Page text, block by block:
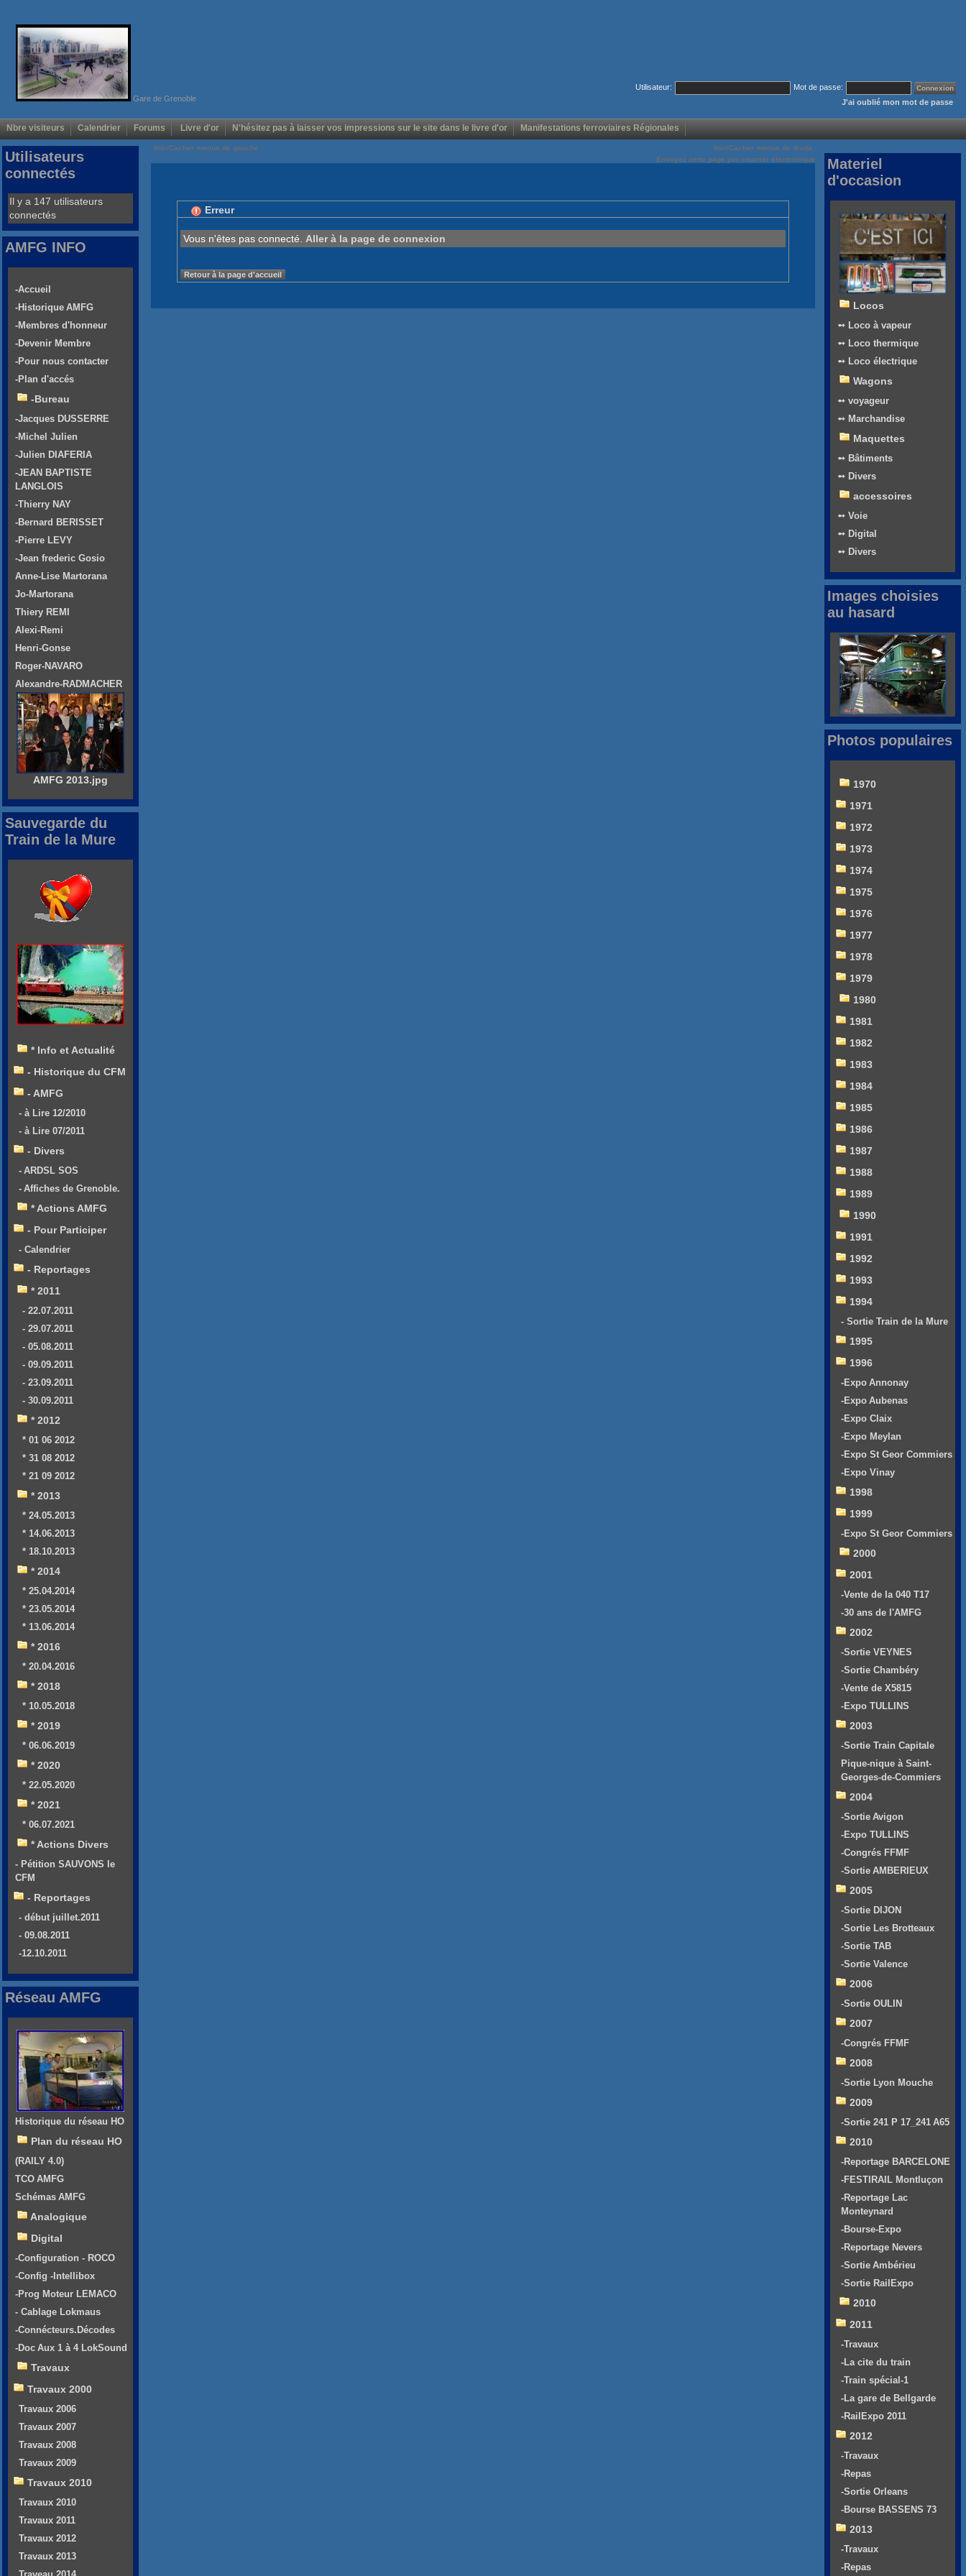
Gare de Grenoble
Utilisateur:
Mot de passe:
J'ai oublié mon mot de passe
Nbre visiteurs Calendrier Forums Livre d'or N'hésitez pas à laisser vos impressions sur le site dans le livre d'or Manifestations ferroviaires Régionales
Voir/Cacher menus de gauche
Voir/Cacher menus de droite
Envoyez cette page par courrier électronique
Erreur
Vous n'êtes pas connecté. Aller à la page de connexion
Retour à la page d'accueil
Utilisateurs
connectés
Il y a 147 utilisateurs
connectés
AMFG INFO
-Accueil
-Historique AMFG
-Membres d'honneur
-Devenir Membre
-Pour nous contacter
-Plan d'accés
-Bureau
-Jacques DUSSERRE
-Michel Julien
-Julien DIAFERIA
-JEAN BAPTISTE
LANGLOIS
-Thierry NAY
-Bernard BERISSET
-Pierre LEVY
-Jean frederic Gosio
Anne-Lise Martorana
Jo-Martorana
Thiery REMI
Alexi-Remi
Henri-Gonse
Roger-NAVARO
Alexandre-RADMACHER
AMFG 2013.jpg
Sauvegarde du
Train de la Mure
* Info et Actualité
- Historique du CFM
- AMFG
- à Lire 12/2010
- à Lire 07/2011
- Divers
- ARDSL SOS
- Affiches de Grenoble.
* Actions AMFG
- Pour Participer
- Calendrier
- Reportages
* 2011
- 22.07.2011
- 29.07.2011
- 05.08.2011
- 09.09.2011
- 23.09.2011
- 30.09.2011
* 2012
* 01 06 2012
* 31 08 2012
* 21 09 2012
* 2013
* 24.05.2013
* 14.06.2013
* 18.10.2013
* 2014
* 25.04.2014
* 23.05.2014
* 13.06.2014
* 2016
* 20.04.2016
* 2018
* 10.05.2018
* 2019
* 06.06.2019
* 2020
* 22.05.2020
* 2021
* 06.07.2021
* Actions Divers
- Pétition SAUVONS le
CFM
- Reportages
- début juillet.2011
- 09.08.2011
-12.10.2011
Réseau AMFG
Historique du réseau HO
Plan du réseau HO
(RAILY 4.0)
TCO AMFG
Schémas AMFG
Analogique
Digital
-Configuration - ROCO
-Config -Intellibox
-Prog Moteur LEMACO
- Cablage Lokmaus
-Connécteurs.Décodes
-Doc Aux 1 à 4 LokSound
Travaux
Travaux 2000
Travaux 2006
Travaux 2007
Travaux 2008
Travaux 2009
Travaux 2010
Travaux 2010
Travaux 2011
Travaux 2012
Travaux 2013
Materiel
d'occasion
Locos
➻ Loco à vapeur
➻ Loco thermique
➻ Loco électrique
Wagons
➻ voyageur
➻ Marchandise
Maquettes
➻ Bâtiments
➻ Divers
accessoires
➻ Voie
➻ Digital
➻ Divers
Images choisies
au hasard
Photos populaires
1970
1971
1972
1973
1974
1975
1976
1977
1978
1979
1980
1981
1982
1983
1984
1985
1986
1987
1988
1989
1990
1991
1992
1993
1994
- Sortie Train de la Mure
1995
1996
-Expo Annonay
-Expo Aubenas
-Expo Claix
-Expo Meylan
-Expo St Geor Commiers
-Expo Vinay
1998
1999
-Expo St Geor Commiers
2000
2001
-Vente de la 040 T17
-30 ans de l'AMFG
2002
-Sortie VEYNES
-Sortie Chambéry
-Vente de X5815
-Expo TULLINS
2003
-Sortie Train Capitale
Pique-nique à Saint-
Georges-de-Commiers
2004
-Sortie Avigon
-Expo TULLINS
-Congrés FFMF
-Sortie AMBERIEUX
2005
-Sortie DIJON
-Sortie Les Brotteaux
-Sortie TAB
-Sortie Valence
2006
-Sortie OULIN
2007
-Congrés FFMF
2008
-Sortie Lyon Mouche
2009
-Sortie 241 P 17_241 A65
2010
-Reportage BARCELONE
-FESTIRAIL Montluçon
-Reportage Lac
Monteynard
-Bourse-Expo
-Reportage Nevers
-Sortie Ambérieu
-Sortie RailExpo
2010
2011
-Travaux
-La cite du train
-Train spécial-1
-La gare de Bellgarde
-RailExpo 2011
2012
-Travaux
-Repas
-Sortie Orleans
-Bourse BASSENS 73
2013
-Travaux
-Repas